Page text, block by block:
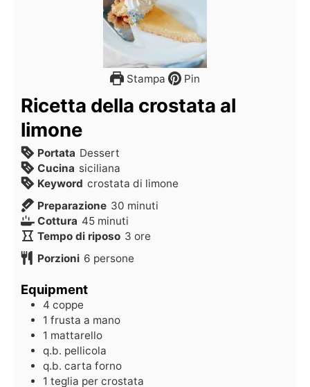
Stampa Pin
Ricetta della crostata al
limone
Portata Dessert
Cucina siciliana
Keyword crostata di limone
Preparazione 30 minuti
Cottura 45 minuti
Tempo di riposo 3 ore
Porzioni 6 persone
Equipment
4 coppe
1 frusta a mano
1 mattarello
q.b. pellicola
q.b. carta forno
1 teglia per crostata